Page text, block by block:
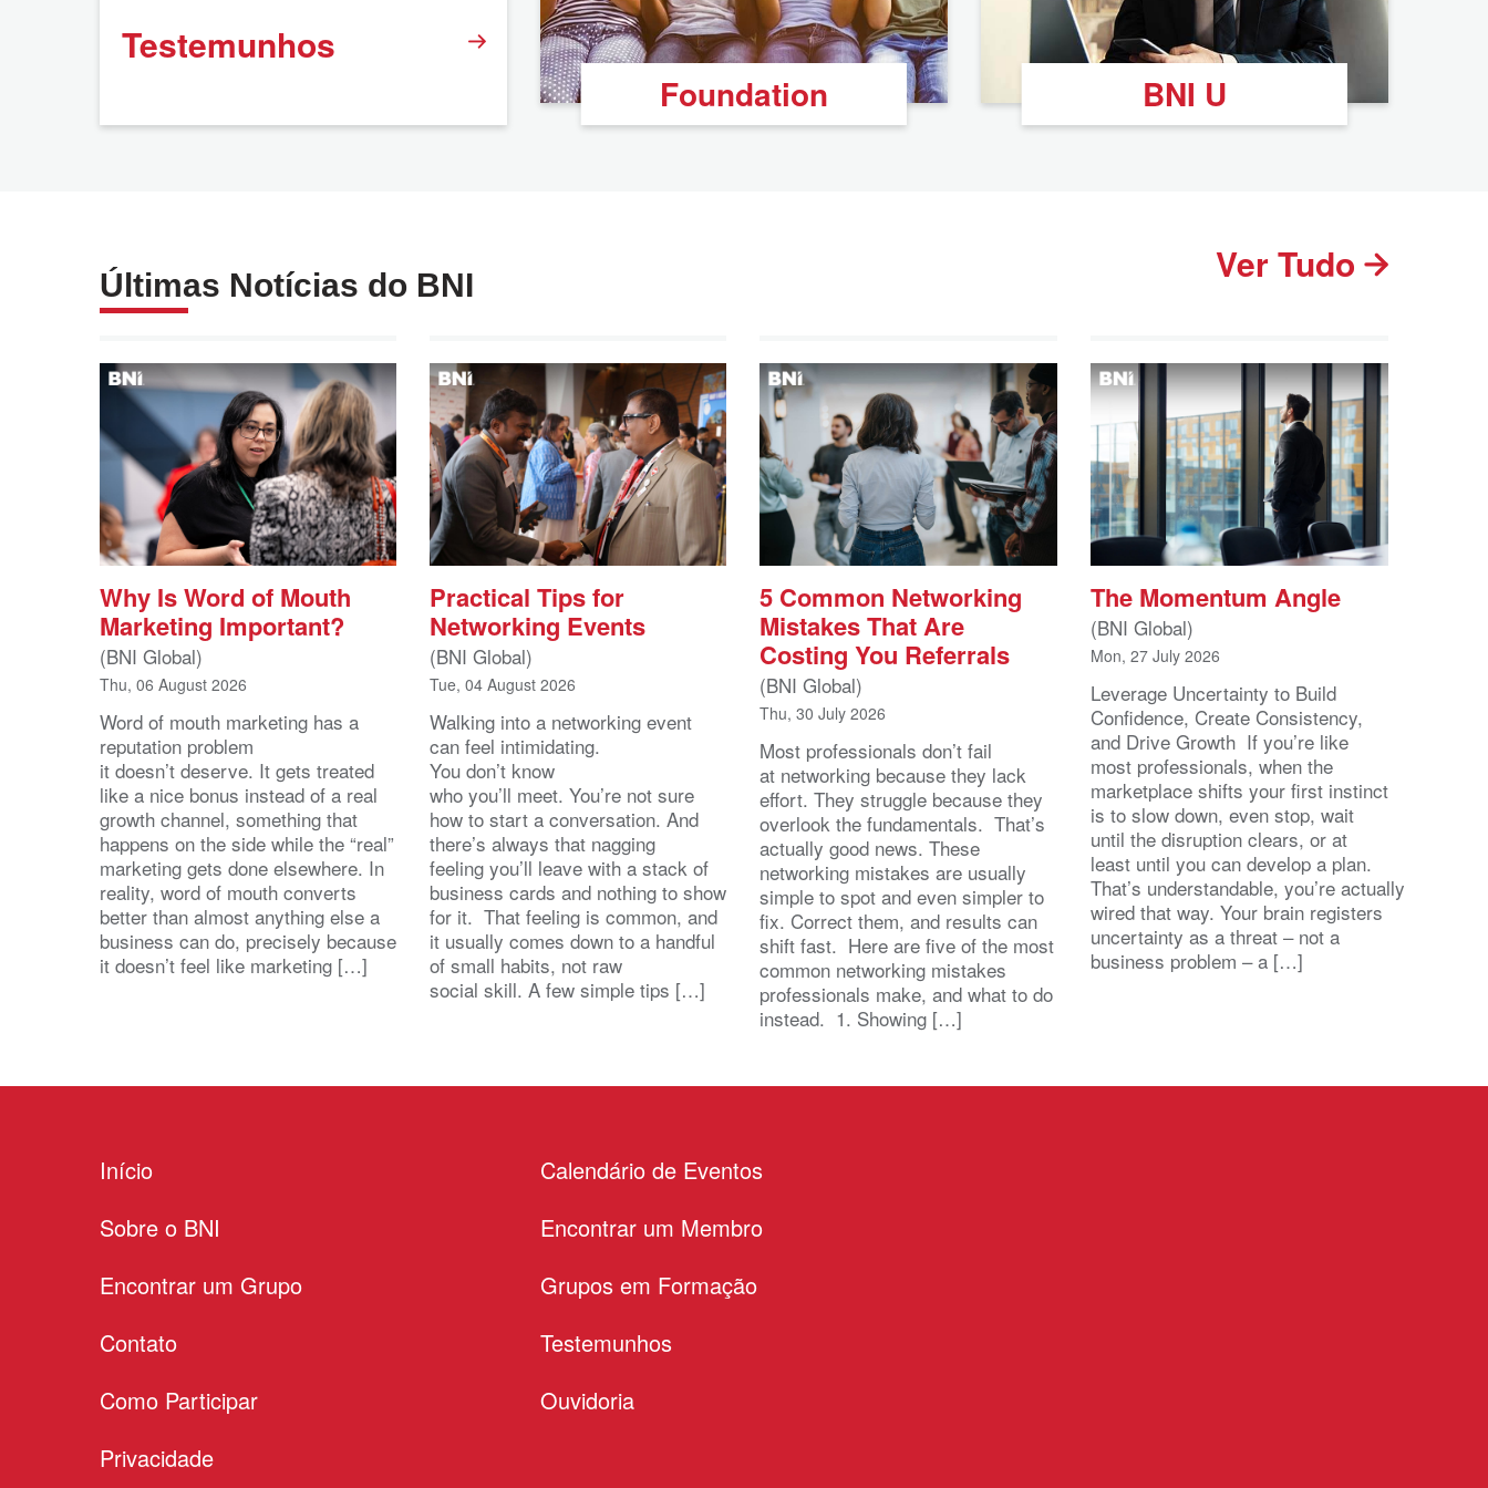
Testemunhos
Ouvidoria
Foundation BNI U
Últimas Notícias do BNI Ver Tudo
Why Is Word of Mouth
Marketing Important?
(BNI Global)
Thu, 06 August 2026
Word of mouth marketing has a
reputation problem
it doesn’t deserve. It gets treated
like a nice bonus instead of a real
growth channel, something that
happens on the side while the “real”
marketing gets done elsewhere. In
reality, word of mouth converts
better than almost anything else a
business can do, precisely because
it doesn’t feel like marketing […]
Practical Tips for
Networking Events
(BNI Global)
Tue, 04 August 2026
Walking into a networking event
can feel intimidating.
You don’t know
who you’ll meet. You’re not sure
how to start a conversation. And
there’s always that nagging
feeling you’ll leave with a stack of
business cards and nothing to show
for it. That feeling is common, and
it usually comes down to a handful
of small habits, not raw
social skill. A few simple tips […]
5 Common Networking
Mistakes That Are
Costing You Referrals
(BNI Global)
Thu, 30 July 2026
Most professionals don’t fail
at networking because they lack
effort. They struggle because they
overlook the fundamentals. That’s
actually good news. These
networking mistakes are usually
simple to spot and even simpler to
fix. Correct them, and results can
shift fast. Here are five of the most
common networking mistakes
professionals make, and what to do
instead. 1. Showing […]
The Momentum Angle
(BNI Global)
Mon, 27 July 2026
Leverage Uncertainty to Build
Confidence, Create Consistency,
and Drive Growth If you’re like
most professionals, when the
marketplace shifts your first instinct
is to slow down, even stop, wait
until the disruption clears, or at
least until you can develop a plan.
That’s understandable, you’re actually
wired that way. Your brain registers
uncertainty as a threat – not a
business problem – a […]
Início
Sobre o BNI
Encontrar um Grupo
Contato
Como Participar
Privacidade
Calendário de Eventos
Encontrar um Membro
Grupos em Formação
Testemunhos
Ouvidoria